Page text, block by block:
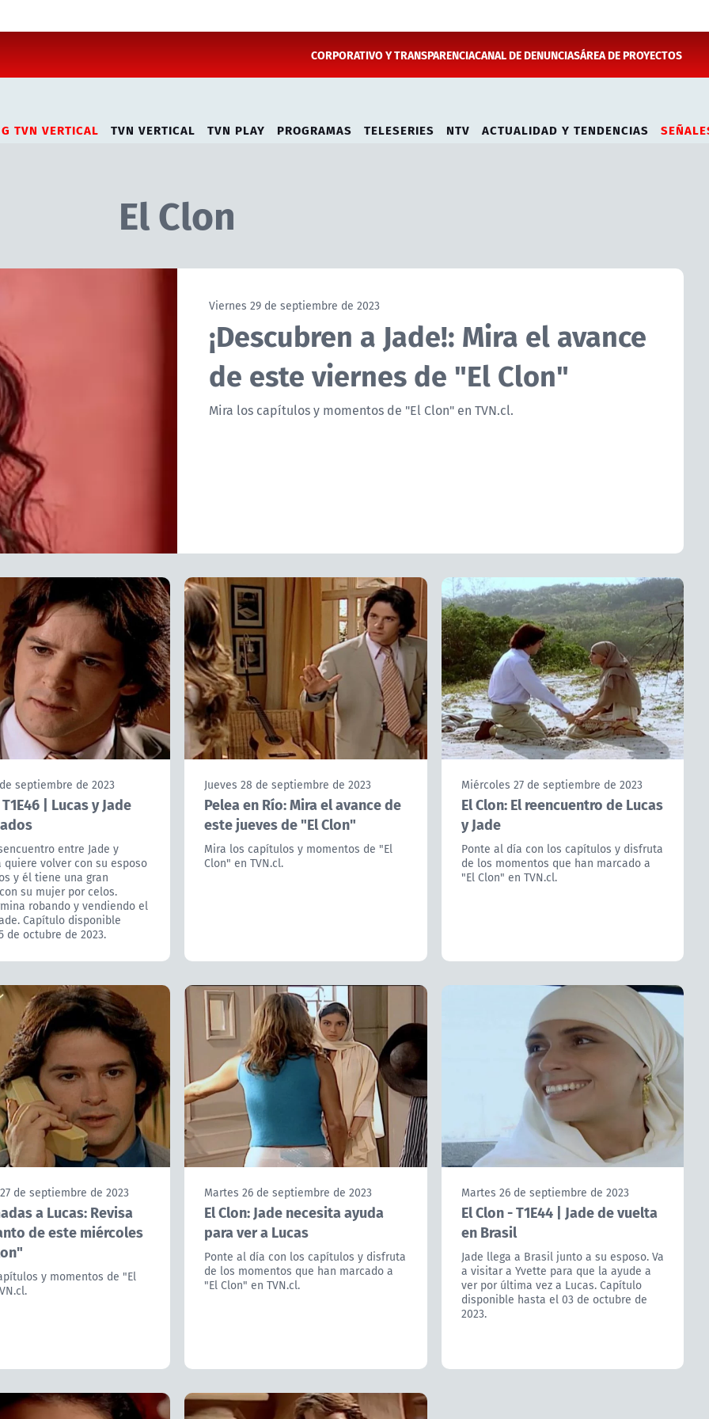
CORPORATIVO Y TRANSPARENCIACANAL DE DENUNCIASÁREA DE PROYECTOS
TVN VERTICAL TVN VERTICAL TVN PLAY PROGRAMAS TELESERIES NTV ACTUALIDAD Y TENDENCIAS
El Clon
Viernes 29 de septiembre de 2023
¡Descubren a Jade!: Mira el avance
de este viernes de "El Clon"
Mira los capítulos y momentos de "El Clon" en TVN.cl.
septiembre de 2023
| Lucas y Jade
entre Jade y
quiere volver con su esposo
y él tiene una gran
su mujer por celos.
robando y vendiendo el
Capítulo disponible
de octubre de 2023.
Jueves 28 de septiembre de 2023
Pelea en Río: Mira el avance de
este jueves de "El Clon"
Mira los capítulos y momentos de "El
Clon" en TVN.cl.
Miércoles 27 de septiembre de 2023
El Clon: El reencuentro de Lucas
y Jade
Ponte al día con los capítulos y disfruta
de los momentos que han marcado a
"El Clon" en TVN.cl.
de septiembre de 2023
a Lucas: Revisa
de este miércoles
y momentos de "El
Martes 26 de septiembre de 2023
El Clon: Jade necesita ayuda
para ver a Lucas
Ponte al día con los capítulos y disfruta
de los momentos que han marcado a
"El Clon" en TVN.cl.
Martes 26 de septiembre de 2023
El Clon - T1E44 | Jade de vuelta
en Brasil
Jade llega a Brasil junto a su esposo. Va
a visitar a Yvette para que la ayude a
ver por última vez a Lucas. Capítulo
disponible hasta el 03 de octubre de
2023.